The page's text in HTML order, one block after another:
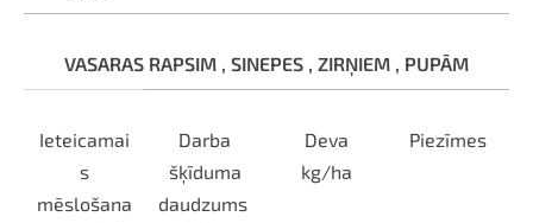
VASARAS RAPSIM , SINEPES , ZIRŅIEM , PUPĀM
Ieteicamai
s
mēslošana
Darba
šķīduma
daudzums
Deva
kg/ha
Piezīmes